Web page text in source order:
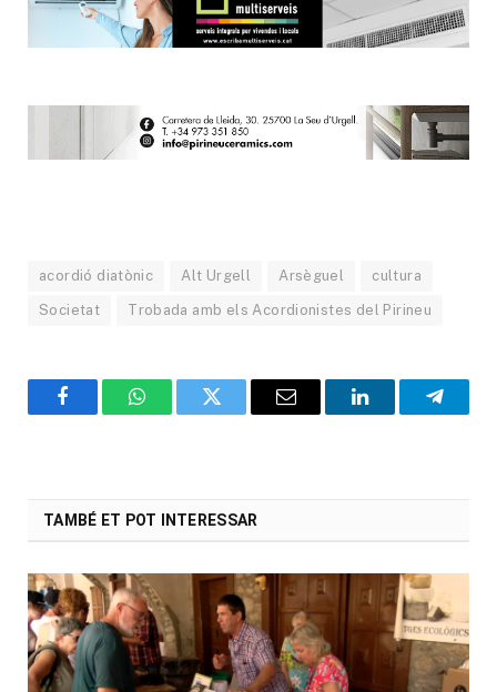
acordió diatònic Alt Urgell Arsèguel cultura
Societat Trobada amb els Acordionistes del Pirineu
FacebookWhatsAppTwitter Email LinkedIn
TAMBÉ ET POT INTERESSAR